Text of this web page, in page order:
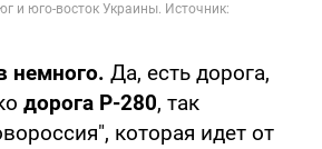
немного. Да, есть дорога,
дорога Р-280, так
которая идет от